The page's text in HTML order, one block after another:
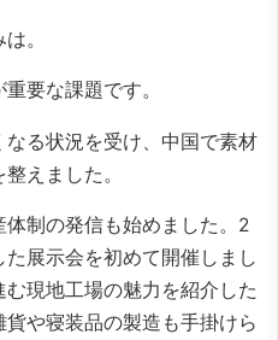
。
要な課題です。
る状況を受け、中国で素材
えました。
制の発信も始めました。2
展示会を初めて開催しまし
現地工場の魅力を紹介した
や寝装品の製造も手掛けら